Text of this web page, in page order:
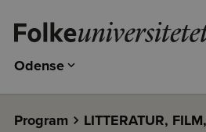
Odense
Odense
Kolding
Program LITTERATUR,